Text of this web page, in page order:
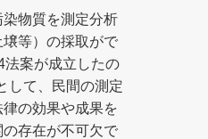
物質を測定分析
等）の採取がで
法案が成立したの
して、民間の測定
の効果や成果を
の存在が不可欠で